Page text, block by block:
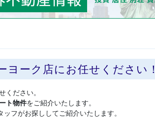
ーク店にお任せください！
ださい。
ト物件をご紹介いたします。
フがお探ししてご紹介いたします。